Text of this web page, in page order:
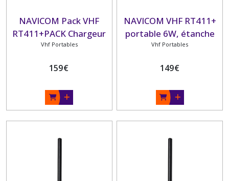
NAVICOM Pack VHF
RT411+PACK Chargeur
220V- câble USB
Vhf Portables
159€
NAVICOM VHF RT411+
portable 6W, étanche
IPX6, flottante
Vhf Portables
149€